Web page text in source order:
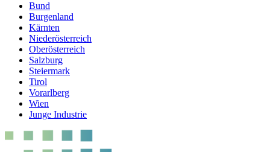
Bund
Burgenland
Kärnten
Niederösterreich
Oberösterreich
Salzburg
Steiermark
Tirol
Vorarlberg
Wien
Junge Industrie